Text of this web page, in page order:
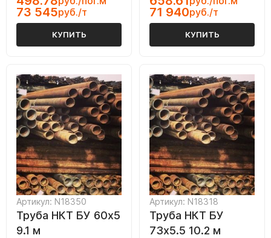
73 545руб./т
КУПИТЬ
71 940руб./т
КУПИТЬ
Артикул: N18350
Труба НКТ БУ 60х5
9.1 м
Артикул: N18318
Труба НКТ БУ
73х5.5 10.2 м